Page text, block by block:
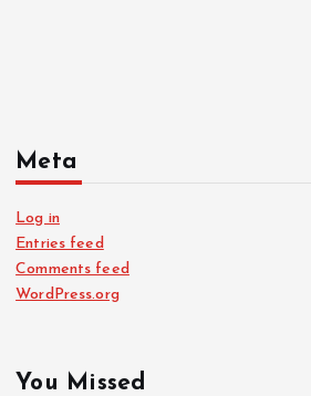
Meta
Log in
Entries feed
Comments feed
WordPress.org
You Missed